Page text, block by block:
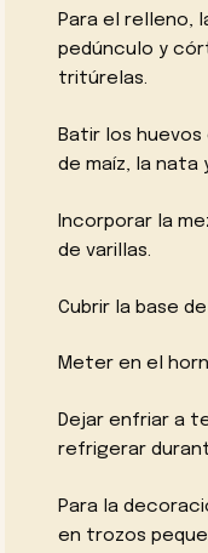
Para el relleno,
pedúnculo y
tritúrelas.
Batir los huevos
de maíz, la nata
Incorporar la
de varillas.
Cubrir la base
Meter en el
Dejar enfriar a
refrigerar
Para la
en trozos